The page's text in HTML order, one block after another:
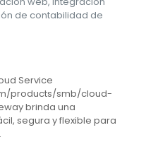
de contabilidad de
Service
products/smb/cloud-
brinda una
segura y flexible para